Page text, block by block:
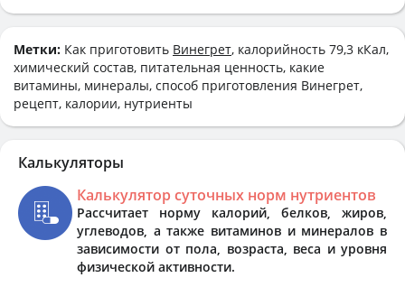
Метки: Как приготовить Винегрет, калорийность 79,3 кКал,
химический состав, питательная ценность, какие
витамины, минералы, способ приготовления Винегрет,
рецепт, калории, нутриенты
Калькуляторы
Калькулятор суточных норм нутриентов
Рассчитает норму калорий, белков, жиров,
углеводов, а также витаминов и минералов в
зависимости от пола, возраста, веса и уровня
физической активности.